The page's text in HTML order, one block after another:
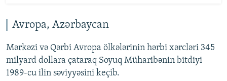
Avropa, Azərbaycan
Mərkəzi və Qərbi Avropa ölkələrinin hərbi xərcləri 345
milyard dollara çataraq Soyuq Müharibənin bitdiyi
1989-cu ilin səviyyəsini keçib.